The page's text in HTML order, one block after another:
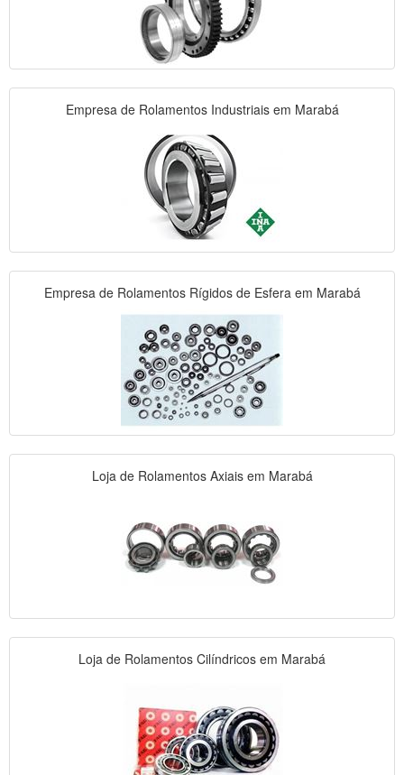
Empresa de Rolamentos Industriais em Marabá
Empresa de Rolamentos Rígidos de Esfera em Marabá
Loja de Rolamentos Axiais em Marabá
Loja de Rolamentos Cilíndricos em Marabá